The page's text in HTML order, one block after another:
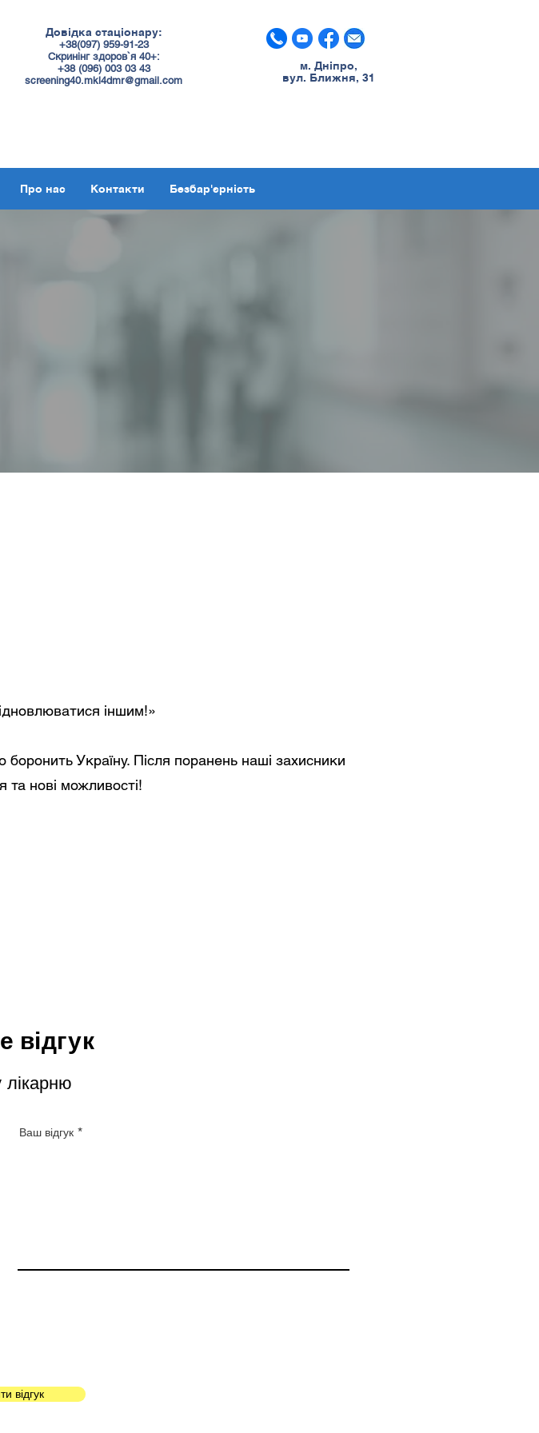
Довідка стаціонару:
+38(097) 959-91-23
Скринінг здоров`я 40+:
+38 (096) 003 03 43
screening40.mkl4dmr@gmail.com
м. Дніпро,
вул. Ближня, 31
Про нас Контакти Безбар'єрність
іншим!»
Україну. Після поранень наші захисники
нові можливості!
відгук
Ваш відгук
відгук